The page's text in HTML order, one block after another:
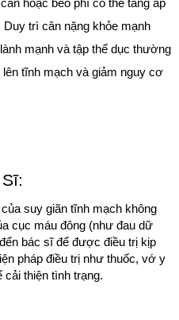
hoặc béo phì có thể tăng áp
trì cân nặng khỏe mạnh
mạnh và tập thể dục thường
tĩnh mạch và giảm nguy cơ
suy giãn tĩnh mạch không
cục máu đông (như đau dữ
bác sĩ để được điều trị kịp
pháp điều trị như thuốc, vớ y
cải thiện tình trạng.